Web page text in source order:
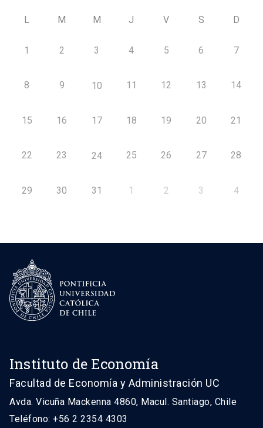
L M M J V S D
1 2 3 4 5 6 7
8 9 10 11 12 13 14
15 16 17 18 19 20 21
22 23 24 25 26 27 28
29 30 31 1 2 3 4
Instituto de Economía
Facultad de Economía y Administración UC
Avda. Vicuña Mackenna 4860, Macul. Santiago, Chile
Teléfono: +56 2 2354 4303